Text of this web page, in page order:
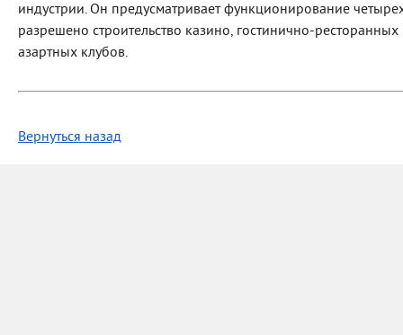
индустрии. Он предусматривает функционирование
разрешено строительство казино, гостинично-
азартных клубов.
Вернуться назад